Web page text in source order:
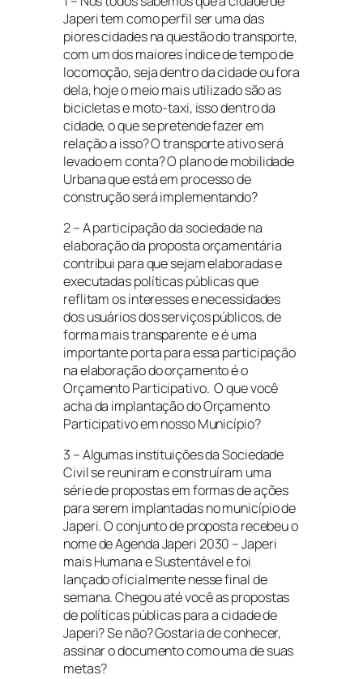
Japeri tem como perfil ser uma das
piores cidades na questão do transporte,
com um dos maiores índice de tempo de
locomoção, seja dentro da cidade ou fora
dela, hoje o meio mais utilizado são as
bicicletas e moto-taxi, isso dentro da
cidade, o que se pretende fazer em
relação a isso? O transporte ativo será
levado em conta? O plano de mobilidade
Urbana que está em processo de
construção será implementando?
2 – A participação da sociedade na
elaboração da proposta orçamentária
contribui para que sejam elaboradas e
executadas políticas públicas que
reflitam os interesses e necessidades
dos usuários dos serviços públicos, de
forma mais transparente e é uma
importante porta para essa participação
na elaboração do orçamento é o
Orçamento Participativo. O que você
acha da implantação do Orçamento
Participativo em nosso Município?
3 – Algumas instituições da Sociedade
Civil se reuniram e construíram uma
série de propostas em formas de ações
para serem implantadas no município de
Japeri. O conjunto de proposta recebeu o
nome de Agenda Japeri 2030 – Japeri
mais Humana e Sustentável e foi
lançado oficialmente nesse final de
semana. Chegou até você as propostas
de políticas públicas para a cidade de
Japeri? Se não? Gostaria de conhecer,
assinar o documento como uma de suas
metas?